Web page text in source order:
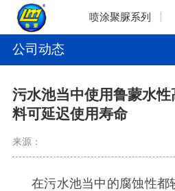
喷涂聚脲系列
公司动态
污水池当中使用鲁蒙水
料可延迟使用寿命
来源：
在污水池当中的腐蚀性都